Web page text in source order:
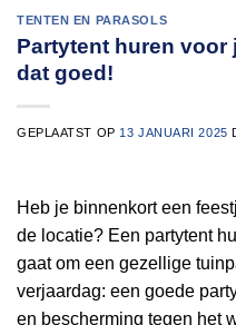
TENTEN EN PARASOLS
Partytent huren voor
dat goed!
GEPLAATST OP 13 JANUARI 2025
Heb je binnenkort een
de locatie? Een partytent
gaat om een gezellige
verjaardag: een goede
en bescherming tegen het